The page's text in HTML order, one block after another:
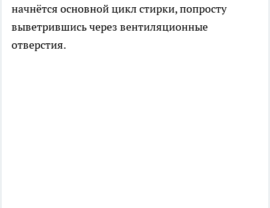
начнётся основной цикл стирки, попросту
выветрившись через вентиляционные
отверстия.